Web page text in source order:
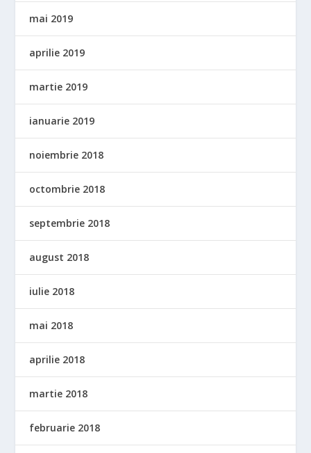
mai 2019
aprilie 2019
martie 2019
ianuarie 2019
noiembrie 2018
octombrie 2018
septembrie 2018
august 2018
iulie 2018
mai 2018
aprilie 2018
martie 2018
februarie 2018